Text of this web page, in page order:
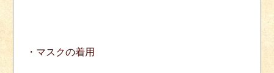
・マスクの着用